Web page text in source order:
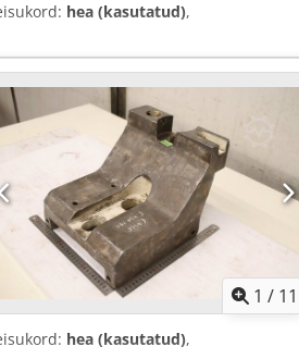
hea (kasutatud),
1 / 11
hea (kasutatud),